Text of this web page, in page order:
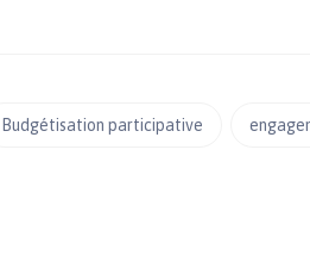
Budgétisation participative